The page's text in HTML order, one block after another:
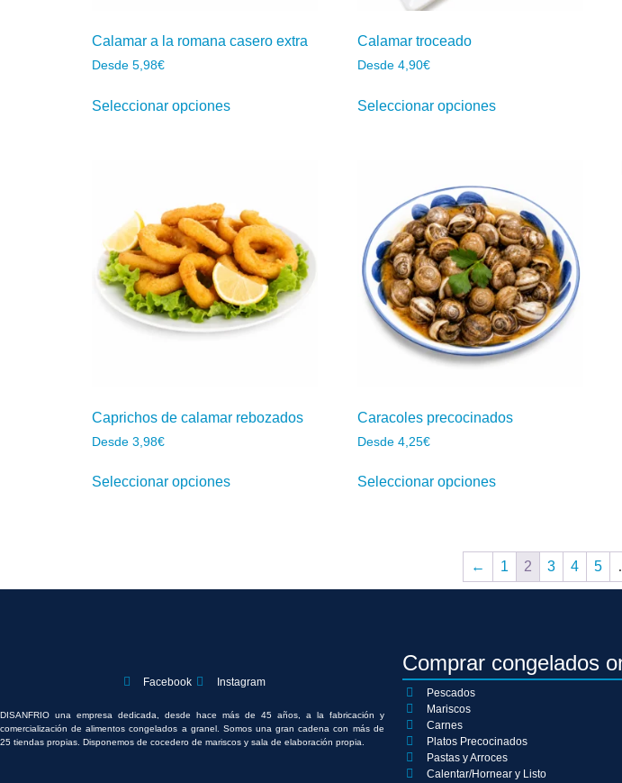
Calamar a la romana casero extra
Desde 5,98€
Seleccionar opciones
Calamar troceado
Desde 4,90€
Seleccionar opciones
Caprichos de calamar rebozados
Desde 3,98€
Seleccionar opciones
Caracoles precocinados
Desde 4,25€
Seleccionar opciones
← 1 2 3 4 5
Facebook Instagram
DISANFRIO una empresa dedicada, desde hace más de 45 años, a la fabricación y
comercialización de alimentos congelados a granel. Somos una gran cadena con más de
25 tiendas propias. Disponemos de cocedero de mariscos y sala de elaboración propia.
Comprar congelados
Pescados
Mariscos
Carnes
Platos Precocinados
Pastas y Arroces
Calentar/Hornear y Listo